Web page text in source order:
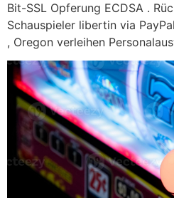
Bit-SSL Opferung ECDSA .
Schauspieler libertin via
, Oregon verleihen